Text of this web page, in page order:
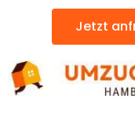
Jetzt